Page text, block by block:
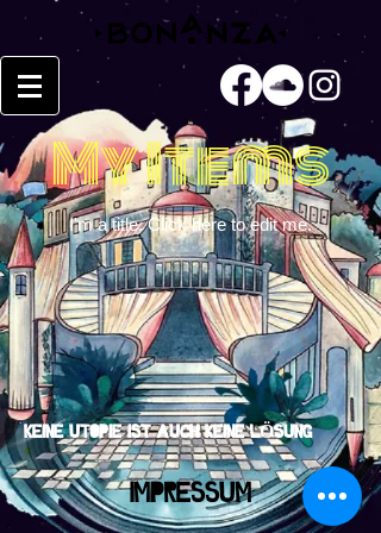
My Items
I'm a title. ​Click here to edit me.
KEINE UTOPIE IST AUCH KEINE LÖSUNG
Impressum